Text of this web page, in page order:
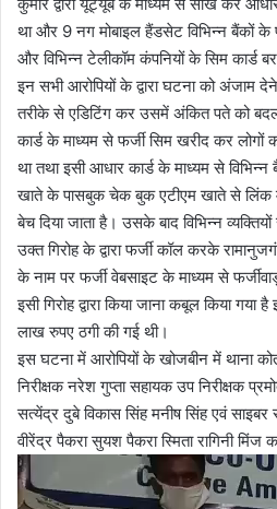
था और 9 नग मोबाइल हैंडसेट विभिन्न बैंकों
और विभिन्न टेलीकॉम कंपनियों के सिम कार्ड
इन सभी आरोपियों के द्वारा घटना को अंजाम
तरीके से एडिटिंग कर उसमें अंकित पते को बदल
कार्ड के माध्यम से फर्जी सिम खरीद कर लोगों
था तथा इसी आधार कार्ड के माध्यम से
खाते के पासबुक चेक बुक एटीएम खाते से लिंक
बेच दिया जाता है। उसके बाद विभिन्न
उक्त गिरोह के द्वारा फर्जी कॉल करके
के नाम पर फर्जी वेबसाइट के माध्यम से
इसी गिरोह द्वारा किया जाना कबूल किया गया
लाख रुपए ठगी की गई थी।
इस घटना में आरोपियों के खोजबीन में थाना
निरीक्षक नरेश गुप्ता सहायक उप निरीक्षक
सत्येंद्र दुबे विकास सिंह मनीष सिंह एवं
वीरेंद्र पैकरा सुयश पैकरा स्मिता रागिनी मिंज